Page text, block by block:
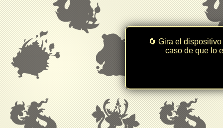
🔄 Gira el
caso de que lo